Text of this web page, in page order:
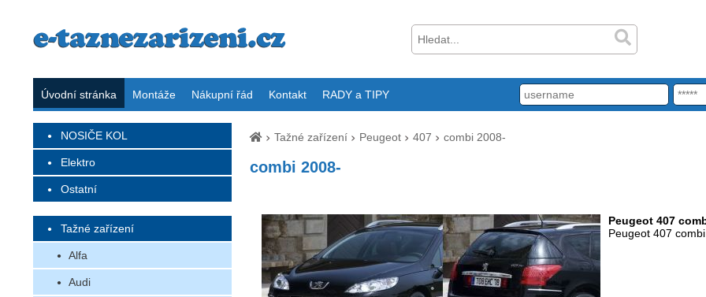
Úvodní stránka Montáže Nákupní řád Kontakt RADY a TIPY
NOSIČE KOL
Elektro
Ostatní
Tažné zařízení
Alfa
Audi
Tažné zařízení Peugeot 407 combi 2008-
combi 2008-
Peugeot 407
Peugeot 407